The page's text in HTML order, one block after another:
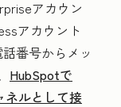
アカウン
アカウント
番号からメッ
HubSpotで
ネルとして接